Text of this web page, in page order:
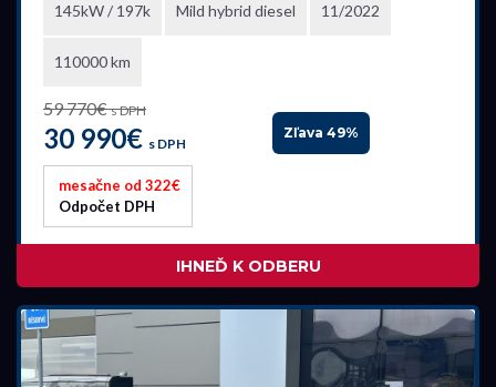
145kW / 197k Mild hybrid diesel 11/2022
110000 km
59 770€s DPH
30 990€ s DPH
Zľava 49%
mesačne od 322€
Odpočet DPH
IHNEĎ K ODBERU